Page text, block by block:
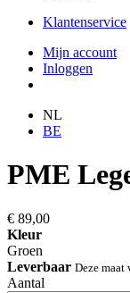
Klantenservice
Mijn account
Inloggen
NL
BE
PME
€ 89,00
Kleur
Groen
Leverbaar Deze maat
Aantal